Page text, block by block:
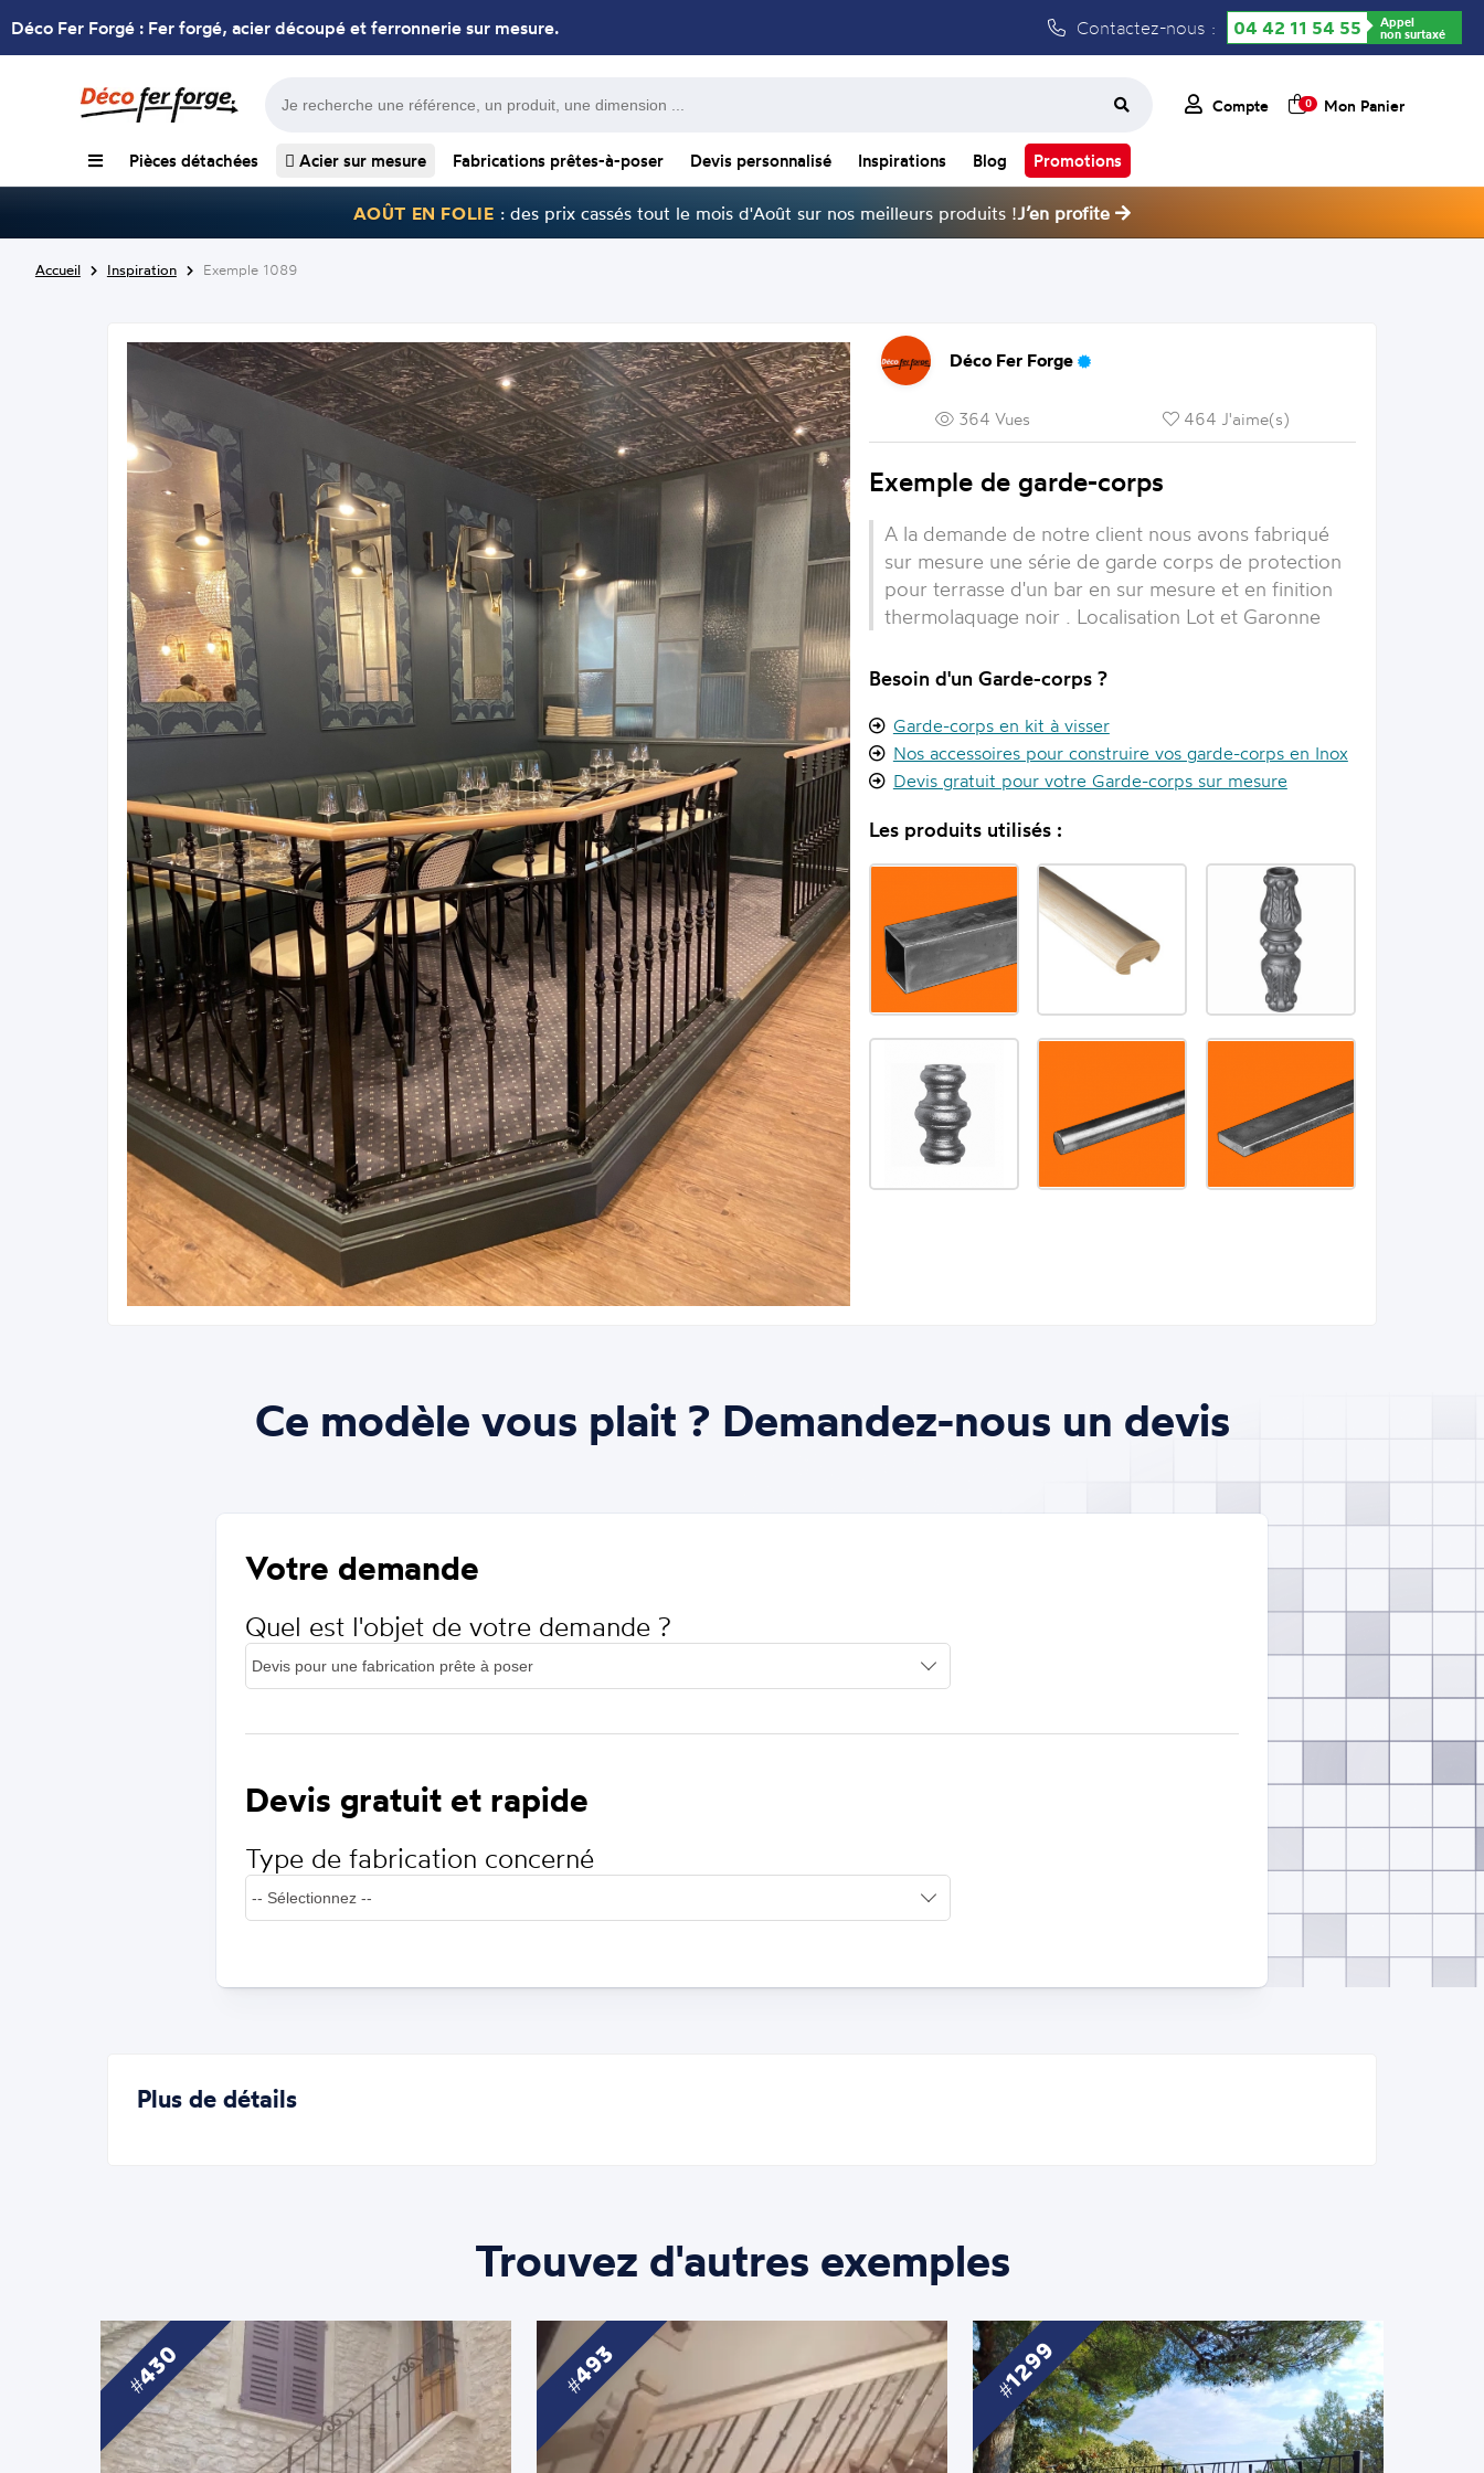
Déco Fer Forgé : Fer forgé, acier découpé et ferronnerie sur mesure. Contactez-nous : 04 42 11 54 55 Appel
non surtaxé
Compte 0 Mon Panier
Pièces détachées Acier sur mesure Fabrications prêtes-à-poser Devis personnalisé Inspirations Blog Promotions
AOÛT EN FOLIE : des prix cassés tout le mois d'Août sur nos meilleurs produits !J’en profite
Accueil Inspiration Exemple 1089
Déco Fer Forge
364 Vues 464 J'aime(s)
Exemple de garde-corps
A la demande de notre client nous avons fabriqué
sur mesure une série de garde corps de protection
pour terrasse d'un bar en sur mesure et en finition
thermolaquage noir . Localisation Lot et Garonne
Besoin d'un Garde-corps ?
Garde-corps en kit à visser
Nos accessoires pour construire vos garde-corps en Inox
Devis gratuit pour votre Garde-corps sur mesure
Les produits utilisés :
Ce modèle vous plait ? Demandez-nous un devis
Votre demande
Quel est l'objet de votre demande ?
Devis gratuit et rapide
Type de fabrication concerné
Plus de détails
Trouvez d'autres exemples
430 493 1299